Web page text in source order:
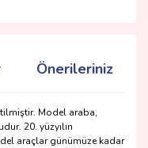
Önerileriniz
Model araba,
20. yüzyılın
araçlar günümüze kadar